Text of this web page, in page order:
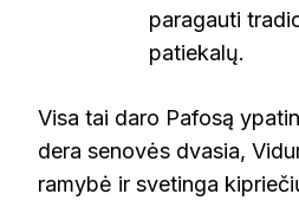
paragauti
patiekalų.
Visa tai daro Pafosą
dera senovės dvasia,
ramybė ir svetinga